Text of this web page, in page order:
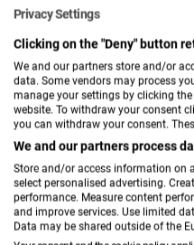
Privacy Settings
Clicking on the "Deny" button
We and our partners store and/or
data. Some vendors may process
manage your settings by clicking
website. To withdraw your consent
you can withdraw your consent.
We and our partners process
Store and/or access information on
select personalised advertising.
performance. Measure content
and improve services. Use limited
Data may be shared outside of the